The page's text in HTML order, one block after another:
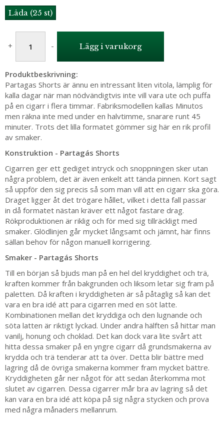
Låda (25 st)
+ - Lägg i varukorg
Produktbeskrivning:
Partagas Shorts är ännu en intressant liten vitola, lämplig för
kalla dagar när man nödvändigtvis inte vill vara ute och puffa
på en cigarr i flera timmar. Fabriksmodellen kallas Minutos
men räkna inte med under en halvtimme, snarare runt 45
minuter. Trots det lilla formatet gömmer sig här en rik profil
av smaker.
Konstruktion - Partagás Shorts
Cigarren ger ett gediget intryck och snoppningen sker utan
några problem, det är även enkelt att tända pinnen. Kort sagt
så uppför den sig precis så som man vill att en cigarr ska göra.
Draget ligger åt det trögare hållet, vilket i detta fall passar
in då formatet nästan kräver ett något fastare drag.
Rökproduktionen är riklig och för med sig tillräckligt med
smaker. Glödlinjen går mycket långsamt och jämnt, här finns
sällan behov för någon manuell korrigering.
Smaker - Partagás Shorts
Till en början så bjuds man på en hel del kryddighet och trä,
kraften kommer från bakgrunden och liksom letar sig fram på
paletten. Då kraften i kryddigheten är så påtaglig så kan det
vara en bra idé att para cigarren med en söt latte.
Kombinationen mellan det kryddiga och den lugnande och
söta latten är riktigt lyckad. Under andra hälften så hittar man
vanilj, honung och choklad. Det kan dock vara lite svårt att
hitta dessa smaker på en yngre cigarr då grundsmakerna av
krydda och trä tenderar att ta över. Detta blir bättre med
lagring då de övriga smakerna kommer fram mycket bättre.
Kryddigheten går ner något för att sedan återkomma mot
slutet av cigarren. Dessa cigarrer mår bra av lagring så det
kan vara en bra idé att köpa på sig några stycken och prova
med några månaders mellanrum.